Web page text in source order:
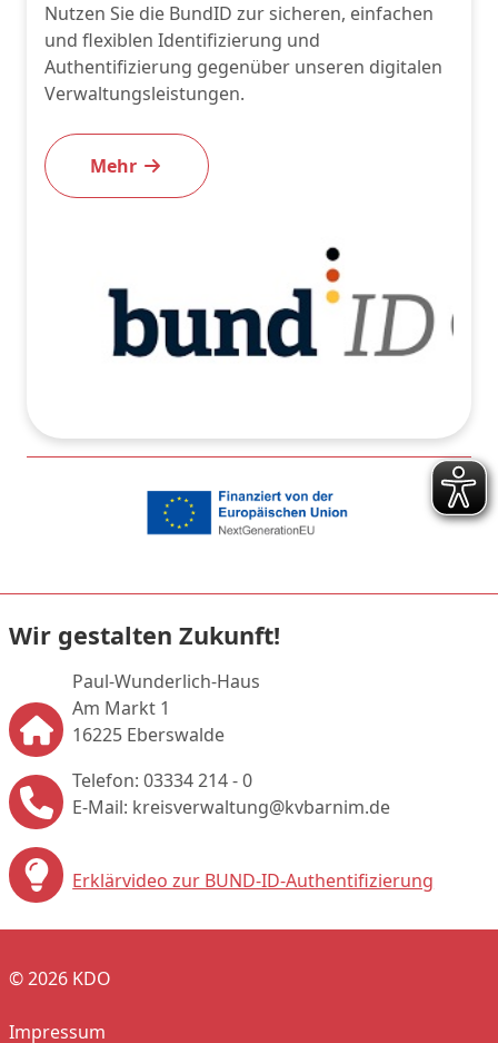
Nutzen Sie die BundID zur sicheren, einfachen
und flexiblen Identifizierung und
Authentifizierung gegenüber unseren digitalen
Verwaltungsleistungen.
Mehr
Wir gestalten Zukunft!
Paul-Wunderlich-Haus
Am Markt 1
16225 Eberswalde
Telefon: 03334 214 - 0
E-Mail: kreisverwaltung@kvbarnim.de
Erklärvideo zur BUND-ID-Authentifizierung
© 2026 KDO
Impressum